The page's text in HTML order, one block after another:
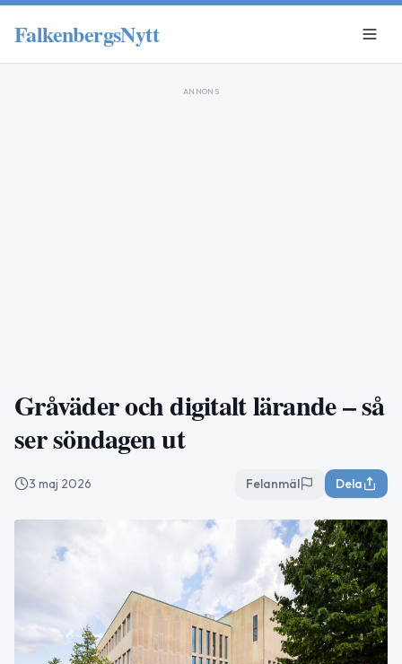
FalkenbergsNytt
ANNONS
Gråväder och digitalt lärande – så
ser söndagen ut
3 maj 2026 Felanmäl Dela